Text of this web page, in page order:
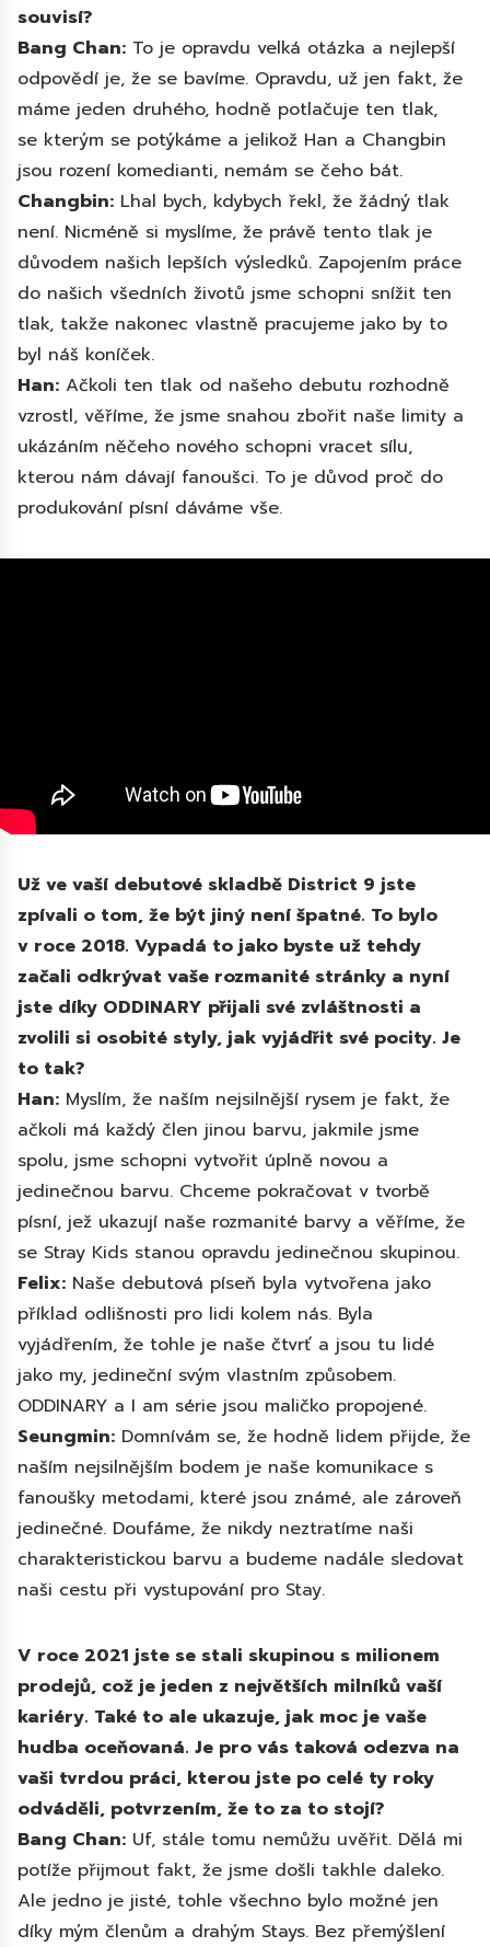
souvisí?
Bang Chan: To je opravdu velká otázka a nejlepší
odpovědí je, že se bavíme. Opravdu, už jen fakt, že
máme jeden druhého, hodně potlačuje ten tlak,
se kterým se potýkáme a jelikož Han a Changbin
jsou rození komedianti, nemám se čeho bát.
Changbin: Lhal bych, kdybych řekl, že žádný tlak
není. Nicméně si myslíme, že právě tento tlak je
důvodem našich lepších výsledků. Zapojením práce
do našich všedních životů jsme schopni snížit ten
tlak, takže nakonec vlastně pracujeme jako by to
byl náš koníček.
Han: Ačkoli ten tlak od našeho debutu rozhodně
vzrostl, věříme, že jsme snahou zbořit naše limity a
ukázáním něčeho nového schopni vracet sílu,
kterou nám dávají fanoušci. To je důvod proč do
produkování písní dáváme vše.
Už ve vaší debutové skladbě District 9 jste
zpívali o tom, že být jiný není špatné. To bylo
v roce 2018. Vypadá to jako byste už tehdy
začali odkrývat vaše rozmanité stránky a nyní
jste díky ODDINARY přijali své zvláštnosti a
zvolili si osobité styly, jak vyjádřit své pocity. Je
to tak?
Han: Myslím, že naším nejsilnější rysem je fakt, že
ačkoli má každý člen jinou barvu, jakmile jsme
spolu, jsme schopni vytvořit úplně novou a
jedinečnou barvu. Chceme pokračovat v tvorbě
písní, jež ukazují naše rozmanité barvy a věříme, že
se Stray Kids stanou opravdu jedinečnou skupinou.
Felix: Naše debutová píseň byla vytvořena jako
příklad odlišnosti pro lidi kolem nás. Byla
vyjádřením, že tohle je naše čtvrť a jsou tu lidé
jako my, jedineční svým vlastním způsobem.
ODDINARY a I am série jsou maličko propojené.
Seungmin: Domnívám se, že hodně lidem přijde, že
naším nejsilnějším bodem je naše komunikace s
fanoušky metodami, které jsou známé, ale zároveň
jedinečné. Doufáme, že nikdy neztratíme naši
charakteristickou barvu a budeme nadále sledovat
naši cestu při vystupování pro Stay.
V roce 2021 jste se stali skupinou s milionem
prodejů, což je jeden z největších milníků vaší
kariéry. Také to ale ukazuje, jak moc je vaše
hudba oceňovaná. Je pro vás taková odezva na
vaši tvrdou práci, kterou jste po celé ty roky
odváděli, potvrzením, že to za to stojí?
Bang Chan: Uf, stále tomu nemůžu uvěřit. Dělá mi
potíže přijmout fakt, že jsme došli takhle daleko.
Ale jedno je jisté, tohle všechno bylo možné jen
díky mým členům a drahým Stays. Bez přemýšlení